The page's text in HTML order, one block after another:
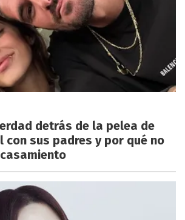
detrás de la pelea de
con sus padres y por qué no